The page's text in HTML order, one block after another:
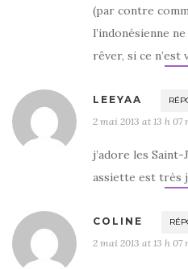
(par contre
l’indonésienne
rêver, si ce n’est
LEEYAA
2 mai 2013 at 13 h 07
j’adore les
assiette est très
COLINE
2 mai 2013 at 13 h 07